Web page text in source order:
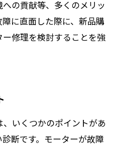
の貢献等、多くのメリッ
に直面した際に、新品購
修理を検討することを強
いくつかのポイントがあ
断です。モーターが故障